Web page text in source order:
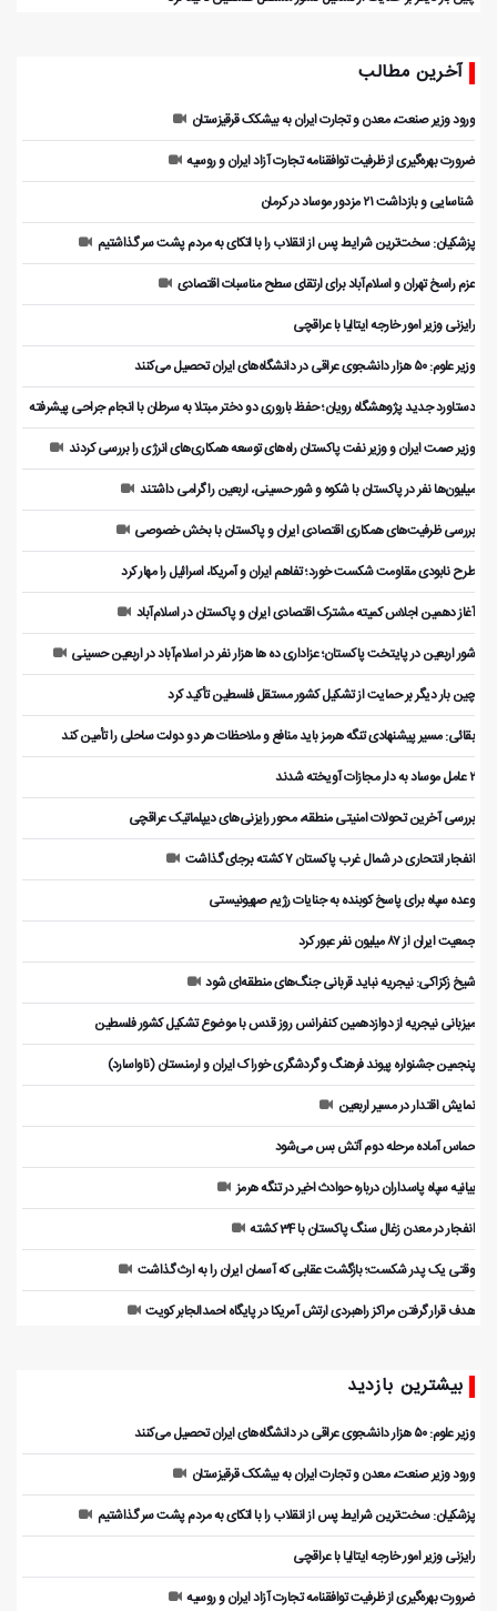
آخرین مطالب
ورود وزیر صنعت، معدن و تجارت ایران به بیشکک قرقیزستان
ضرورت بهره‌گیری از ظرفیت توافقنامه تجارت آزاد ایران و روسیه
️ شناسایی و بازداشت ۲۱ مزدور موساد در کرمان
پزشکیان: سخت‌ترین شرایط پس از انقلاب را با اتکای به مردم پشت سر گذاشتیم
عزم راسخ تهران و اسلام‌آباد برای ارتقای سطح مناسبات اقتصادی
رایزنی وزیر امور خارجه ایتالیا با عراقچی
وزیر علوم: ۵۰ هزار دانشجوی عراقی در دانشگاه‌های ایران تحصیل می‌کنند
دستاورد جدید پژوهشگاه رویان؛ حفظ باروری دو دختر مبتلا به سرطان با انجام جراحی پیشرفته
وزیر صمت ایران و وزیر نفت پاکستان راه‌های توسعه همکاری‌های انرژی را بررسی کردند
میلیون‌ها نفر در پاکستان با شکوه و شور حسینی، اربعین را گرامی داشتند
بررسی ظرفیت‌های همکاری اقتصادی ایران و پاکستان با بخش خصوصی
طرح نابودی مقاومت شکست خورد؛ تفاهم ایران و آمریکا، اسرائیل را مهار کرد
آغاز دهمین اجلاس کمیته مشترک اقتصادی ایران و پاکستان در اسلام‌آباد
شور اربعین در پایتخت پاکستان؛ عزاداری ده ها هزار نفر در اسلام‌آباد در اربعین حسینی
چین بار دیگر بر حمایت از تشکیل کشور مستقل فلسطین تأکید کرد
بقائی: مسیر پیشنهادی تنگه هرمز باید منافع و ملاحظات هر دو دولت ساحلی را تأمین کند
۲ عامل موساد به دار مجازات آویخته شدند
بررسی آخرین تحولات امنیتی منطقه، محور رایزنی‌های دیپلماتیک عراقچی
انفجار انتحاری در شمال غرب پاکستان ۷ کشته برجای گذاشت
وعده سپاه برای پاسخ کوبنده به جنایات رژیم صهیونیستی
جمعیت ایران از ۸۷ میلیون نفر عبور کرد
شیخ زکزاکی: نیجریه نباید قربانی جنگ‌های منطقه‌ای شود
میزبانی نیجریه از دوازدهمین کنفرانس روز قدس با موضوع تشکیل کشور فلسطین
پنجمین جشنواره پیوند فرهنگ و گردشگر‌ی خوراک ایران و ارمنستان (ناواسارد)
نمایش اقتدار در مسیر اربعین
حماس آماده مرحله دوم آتش بس می‌شود
بیانیه سپاه پاسداران درباره حوادث اخیر در تنگه هرمز
انفجار در معدن زغال سنگ پاکستان با 34 کشته
وقتی یک پدر شکست؛ بازگشت عقابی که آسمان ایران را به ارث گذاشت
هدف قرار گرفتن مراکز راهبردی ارتش آمریکا در پایگاه احمدالجابر کویت
بیشترین بازدید
وزیر علوم: ۵۰ هزار دانشجوی عراقی در دانشگاه‌های ایران تحصیل می‌کنند
ورود وزیر صنعت، معدن و تجارت ایران به بیشکک قرقیزستان
پزشکیان: سخت‌ترین شرایط پس از انقلاب را با اتکای به مردم پشت سر گذاشتیم
رایزنی وزیر امور خارجه ایتالیا با عراقچی
ضرورت بهره‌گیری از ظرفیت توافقنامه تجارت آزاد ایران و روسیه